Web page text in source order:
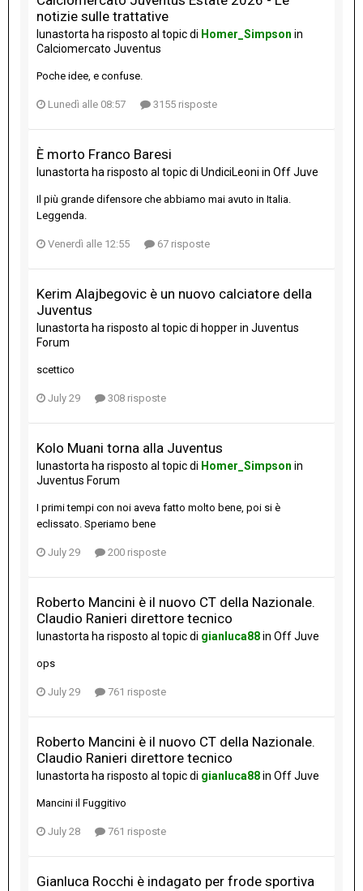
notizie sulle trattative
lunastorta ha risposto al topic di Homer_Simpson in
Calciomercato Juventus
Poche idee, e confuse.
Lunedì alle 08:57 3155 risposte
È morto Franco Baresi
lunastorta ha risposto al topic di UndiciLeoni in Off Juve
Il più grande difensore che abbiamo mai avuto in Italia.
Leggenda.
Venerdì alle 12:55 67 risposte
Kerim Alajbegovic è un nuovo calciatore della
Juventus
lunastorta ha risposto al topic di hopperin Juventus
Forum
scettico
July 29 308 risposte
Kolo Muani torna alla Juventus
lunastorta ha risposto al topic di Homer_Simpson in
Juventus Forum
I primi tempi con noi aveva fatto molto bene, poi si è
eclissato. Speriamo bene
July 29 200 risposte
Roberto Mancini è il nuovo CT della Nazionale.
Claudio Ranieri direttore tecnico
lunastorta ha risposto al topic di gianluca88in Off Juve
ops
July 29 761 risposte
Roberto Mancini è il nuovo CT della Nazionale.
Claudio Ranieri direttore tecnico
lunastorta ha risposto al topic di gianluca88in Off Juve
Mancini il Fuggitivo
July 28 761 risposte
Gianluca Rocchi è indagato per frode sportiva